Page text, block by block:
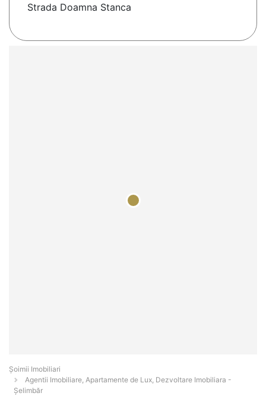
Strada Doamna Stanca
Șoimii Imobiliari
Agentii Imobiliare, Apartamente de Lux, Dezvoltare Imobiliara -
Şelimbăr